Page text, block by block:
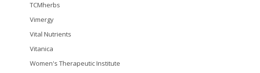
TCMherbs
Vimergy
Vital Nutrients
Vitanica
Women's Therapeutic Institute